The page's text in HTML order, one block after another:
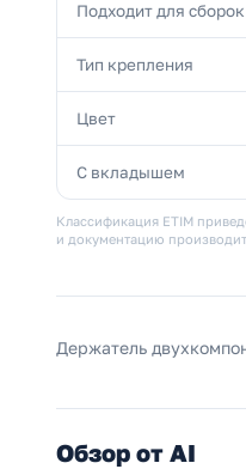
Подходит для
Тип крепления
Цвет
С вкладышем
Классификация ETIM
и документацию
Держатель
Обзор от AI